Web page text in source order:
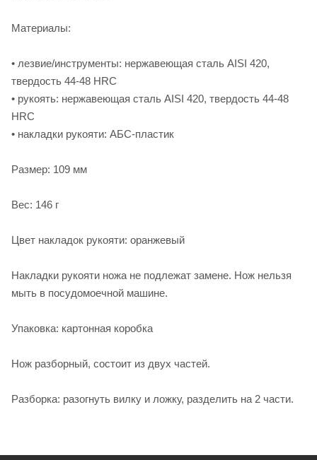
Материалы:
• лезвие/инструменты: нержавеющая сталь AISI 420,
твердость 44-48 HRC
• рукоять: нержавеющая сталь AISI 420, твердость 44-48
HRC
• накладки рукояти: АБС-пластик
Размер: 109 мм
Вес: 146 г
Цвет накладок рукояти: оранжевый
Накладки рукояти ножа не подлежат замене. Нож нельзя
мыть в посудомоечной машине.
Упаковка: картонная коробка
Нож разборный, состоит из двух частей.
Разборка: разогнуть вилку и ложку, разделить на 2 части.